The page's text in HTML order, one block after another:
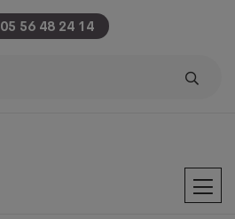
05 56 48 24 14